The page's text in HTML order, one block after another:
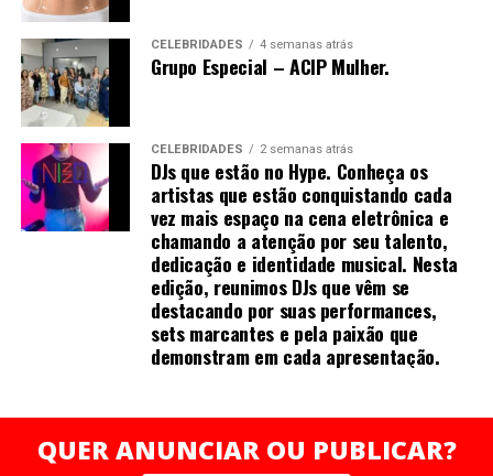
CELEBRIDADES 4 semanas atrás
Grupo Especial – ACIP Mulher.
CELEBRIDADES 2 semanas atrás
DJs que estão no Hype. Conheça os
artistas que estão conquistando cada
vez mais espaço na cena eletrônica e
chamando a atenção por seu talento,
dedicação e identidade musical. Nesta
edição, reunimos DJs que vêm se
destacando por suas performances,
sets marcantes e pela paixão que
demonstram em cada apresentação.
QUER ANUNCIAR OU PUBLICAR?